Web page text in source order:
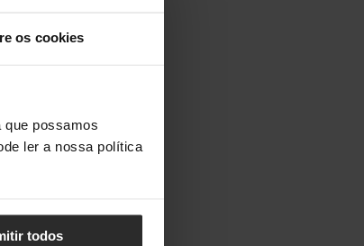
os cookies
possamos
ler a nossa política
todos